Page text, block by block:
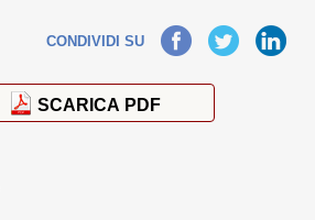
CONDIVIDI SUFacebook TwitterLinkedIn
SCARICA PDF